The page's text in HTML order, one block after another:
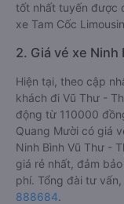
tốt nhất tuyến được
xe Tam Cốc
2. Giá vé xe
Hiện tại, theo cập
khách đi Vũ Thư -
động từ 110000
Quang Mười có giá
Ninh Bình Vũ Thư -
giá rẻ nhất, đảm
phí. Tổng đài tư
888684.